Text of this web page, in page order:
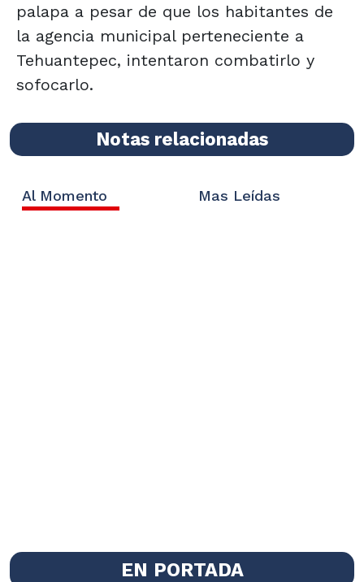
palapa a pesar de que los habitantes de
la agencia municipal perteneciente a
Tehuantepec, intentaron combatirlo y
sofocarlo.
Notas relacionadas
Al Momento Mas Leídas
EN PORTADA